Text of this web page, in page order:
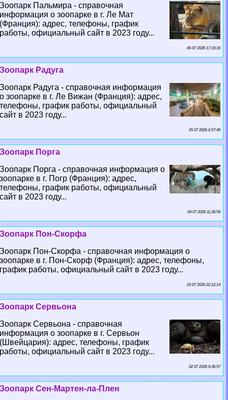
Зоопарк Пальмира - справочная
информация о зоопарке в г. Ле Мат
(Франция): адрес, телефоны, график
работы, официальный сайт в 2023 году...
06 07 2026 17:19:16
Зоопарк Радуга
Зоопарк Радуга - справочная информация
о зоопарке в г. Ле Вижан (Франция): адрес,
телефоны, график работы, официальный
сайт в 2023 году...
05 07 2026 6:57:49
Зоопарк Порга
Зоопарк Порга - справочная информация о
зоопарке в г. Погр (Франция): адрес,
телефоны, график работы, официальный
сайт в 2023 году...
04 07 2026 11:36:59
Зоопарк Пон-Скорфа
Зоопарк Пон-Скорфа - справочная информация о
зоопарке в г. Пон-Скорф (Франция): адрес, телефоны,
график работы, официальный сайт в 2023 году...
03 07 2026 22:12:14
Зоопарк Сервьона
Зоопарк Сервьона - справочная
информация о зоопарке в г. Сервьон
(Швейцария): адрес, телефоны, график
работы, официальный сайт в 2023 году...
02 07 2026 6:36:57
Зоопарк Сен-Мартен-ла-Плен